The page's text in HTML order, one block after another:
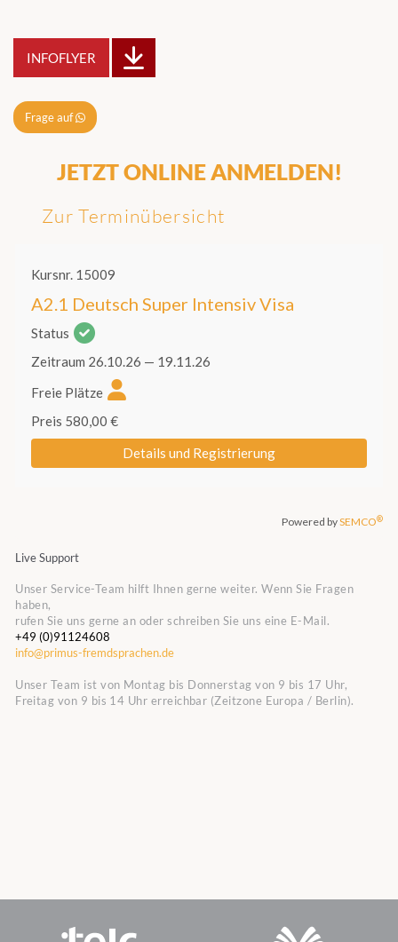
INFOFLYER
Frage auf
JETZT ONLINE ANMELDEN!
Zur Terminübersicht
Live Support
Unser Service-Team hilft Ihnen gerne weiter. Wenn Sie Fragen
haben,
rufen Sie uns gerne an oder schreiben Sie uns eine E-Mail.
+49 (0)91124608
info@primus-fremdsprachen.de
Unser Team ist von Montag bis Donnerstag von 9 bis 17 Uhr,
Freitag von 9 bis 14 Uhr erreichbar (Zeitzone Europa / Berlin).